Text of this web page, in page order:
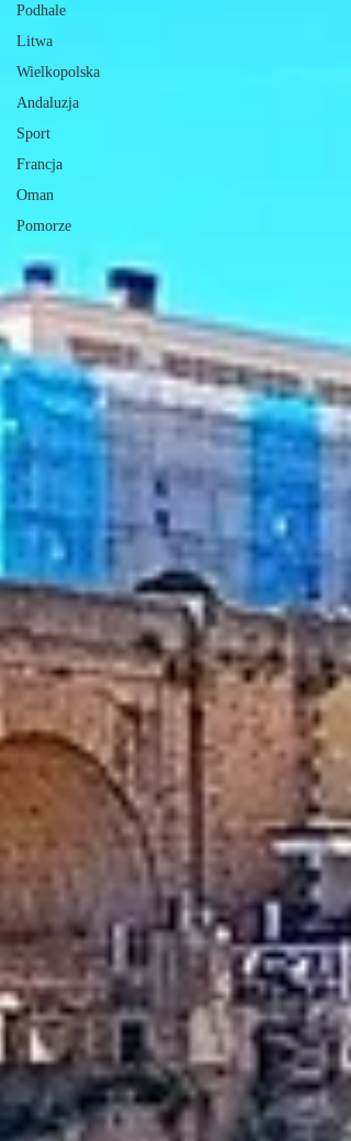
Podhale
Litwa
Wielkopolska
Andaluzja
Sport
Francja
Oman
Pomorze